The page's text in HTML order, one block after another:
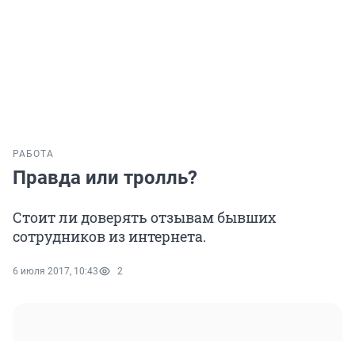
РАБОТА
Правда или тролль?
Стоит ли доверять отзывам бывших
сотрудников из интернета.
6 июля 2017, 10:43 2